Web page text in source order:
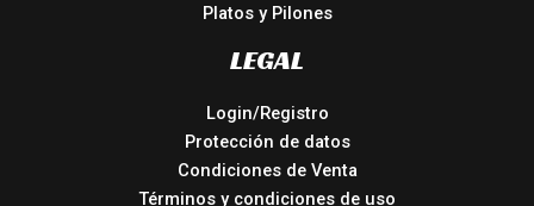
Platos y Pilones
LEGAL
Login/Registro
Protección de datos
Condiciones de Venta
Términos y condiciones de uso